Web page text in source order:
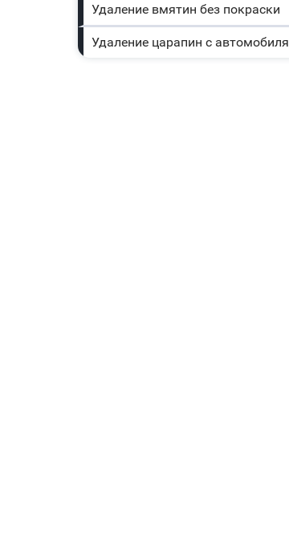
Удаление вмятин без покраски
Удаление царапин с автомобиля